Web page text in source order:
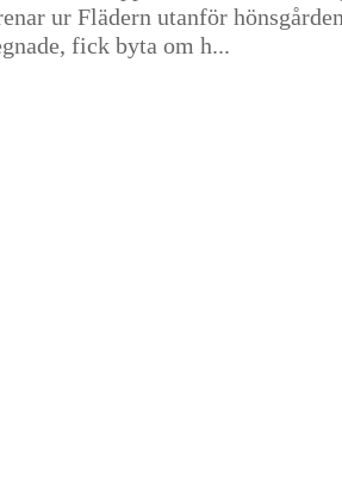
ur Flädern utanför
fick byta om h...